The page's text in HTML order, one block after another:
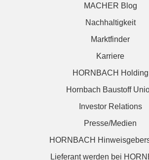
MACHER Blog
Nachhaltigkeit
Marktfinder
Karriere
HORNBACH Holding
Hornbach Baustoff
Investor Relations
Presse/Medien
HORNBACH
Lieferant werden bei